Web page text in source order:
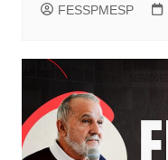
FESSPMESP